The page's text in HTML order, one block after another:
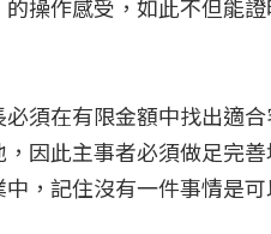
操作感受，如此不但能
須在有限金額中找出適
因此主事者必須做足完
，記住沒有一件事情是可